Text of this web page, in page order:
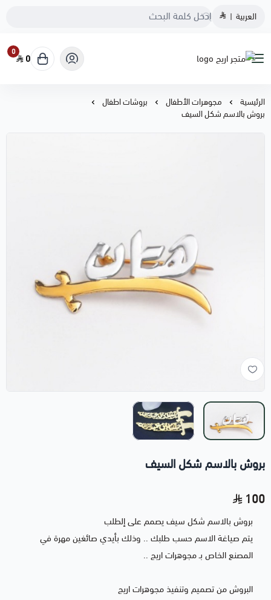
العربية |
متجر اريج
0
0
الرئيسية مجوهرات الأطفال
بروشات اطفال
بروش بالاسم شكل السيف
بروش بالاسم شكل السيف
100
بروش بالاسم شكل سيف يصمم على إلطلب
يتم صياغة الاسم حسب طلبك .. وذلك بأيدي صائغين مهرة في
المصنع الخاص بـ مجوهرات اريج ..
البروش من تصميم وتنفيذ مجوهرات اريج